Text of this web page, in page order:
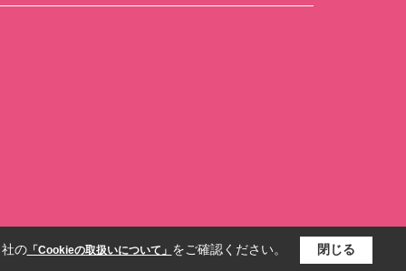
の「Cookieの取扱いについて」 をご確認ください。 閉じる